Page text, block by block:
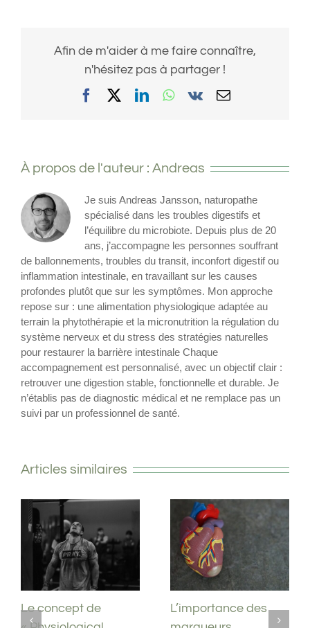
Afin de m'aider à me faire connaître,
n'hésitez pas à partager !
FacebookLinkedInWhatsApp
Vk Email
À propos de l'auteur : Andreas
Je suis Andreas Jansson, naturopathe
spécialisé dans les troubles digestifs et
l’équilibre du microbiote. Depuis plus de 20
ans, j’accompagne les personnes souffrant
de ballonnements, troubles du transit, inconfort digestif ou
inflammation intestinale, en travaillant sur les causes
profondes plutôt que sur les symptômes. Mon approche
repose sur : une alimentation physiologique adaptée au
terrain la phytothérapie et la micronutrition la régulation du
système nerveux et du stress des stratégies naturelles
pour restaurer la barrière intestinale Chaque
accompagnement est personnalisé, avec un objectif clair :
retrouver une digestion stable, fonctionnelle et durable. Je
n’établis pas de diagnostic médical et ne remplace pas un
suivi par un professionnel de santé.
Articles similaires
Se lancer dans le
Le concept de